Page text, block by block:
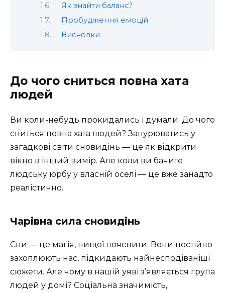
Як знайти баланс?
Пробудження емоцій
Висновки
До чого сниться повна хата
людей
Ви коли-небудь прокидались і думали: До чого
сниться повна хата людей? Занурюватись у
загадкові світи сновидінь — це як відкрити
вікно в інший вимір. Але коли ви бачите
людську юрбу у власній оселі — це вже занадто
реалістично.
Чарівна сила сновидінь
Сни — це магія, нищої пояснити. Вони постійно
захоплюють нас, підкидають найнесподіваніші
сюжети. Але чому в нашій уяві з’являється група
людей у домі? Соціальна значимість,